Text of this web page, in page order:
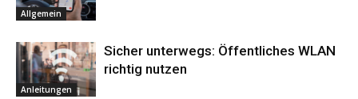
Allgemein
Anleitungen
Sicher unterwegs: Öffentliches WLAN
richtig nutzen